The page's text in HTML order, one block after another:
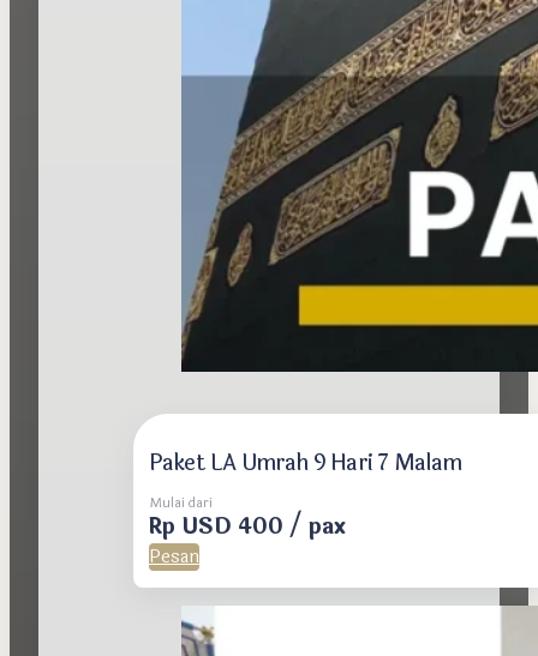
Paket LA Umrah 9 Hari 7 Malam
Mulai dari
Rp USD 400 / pax
Pesan